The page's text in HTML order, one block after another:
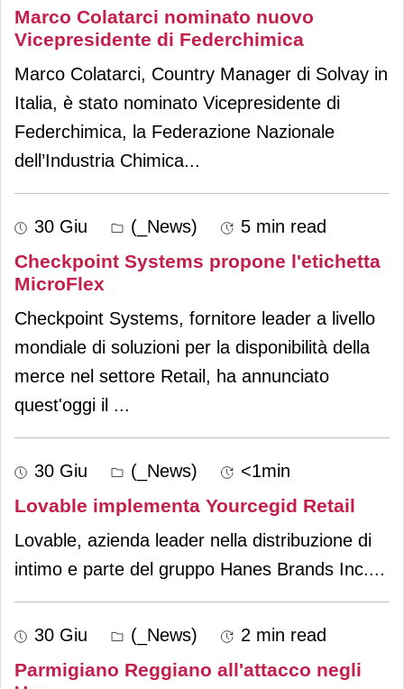
Marco Colatarci nominato nuovo
Vicepresidente di Federchimica
Marco Colatarci, Country Manager di Solvay in
Italia, è stato nominato Vicepresidente di
Federchimica, la Federazione Nazionale
dell’Industria Chimica...
30 Giu (_News) 5 min read
Checkpoint Systems propone l'etichetta
MicroFlex
Checkpoint Systems, fornitore leader a livello
mondiale di soluzioni per la disponibilità della
merce nel settore Retail, ha annunciato
quest'oggi il ...
30 Giu (_News) <1min
Lovable implementa Yourcegid Retail
Lovable, azienda leader nella distribuzione di
intimo e parte del gruppo Hanes Brands Inc....
30 Giu (_News) 2 min read
Parmigiano Reggiano all'attacco negli